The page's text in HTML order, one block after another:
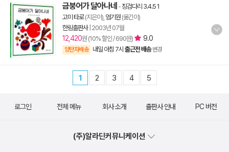
금붕어가 달아나네 - 징검다리 3.4.5 1
고미 타로(지은이), 엄기원 (옮긴이)
한림출판사| 2003년 07월
12,420원 (10% 할인 / 690원) 9.0
양탄자배송 내일 아침 7시 출근전 배송 변경
1 2 3 4 5
로그인 전체 메뉴 회사 소개 출판사 안내 PC 버전
(주)알라딘커뮤니케이션